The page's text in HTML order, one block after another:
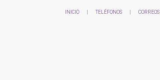
INICIO TELÉFONOS CORREOS